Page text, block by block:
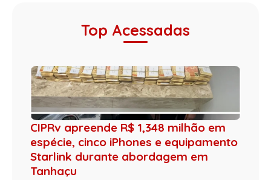
Top Acessadas
CIPRv apreende R$ 1,348 milhão em
espécie, cinco iPhones e equipamento
Starlink durante abordagem em
Tanhaçu